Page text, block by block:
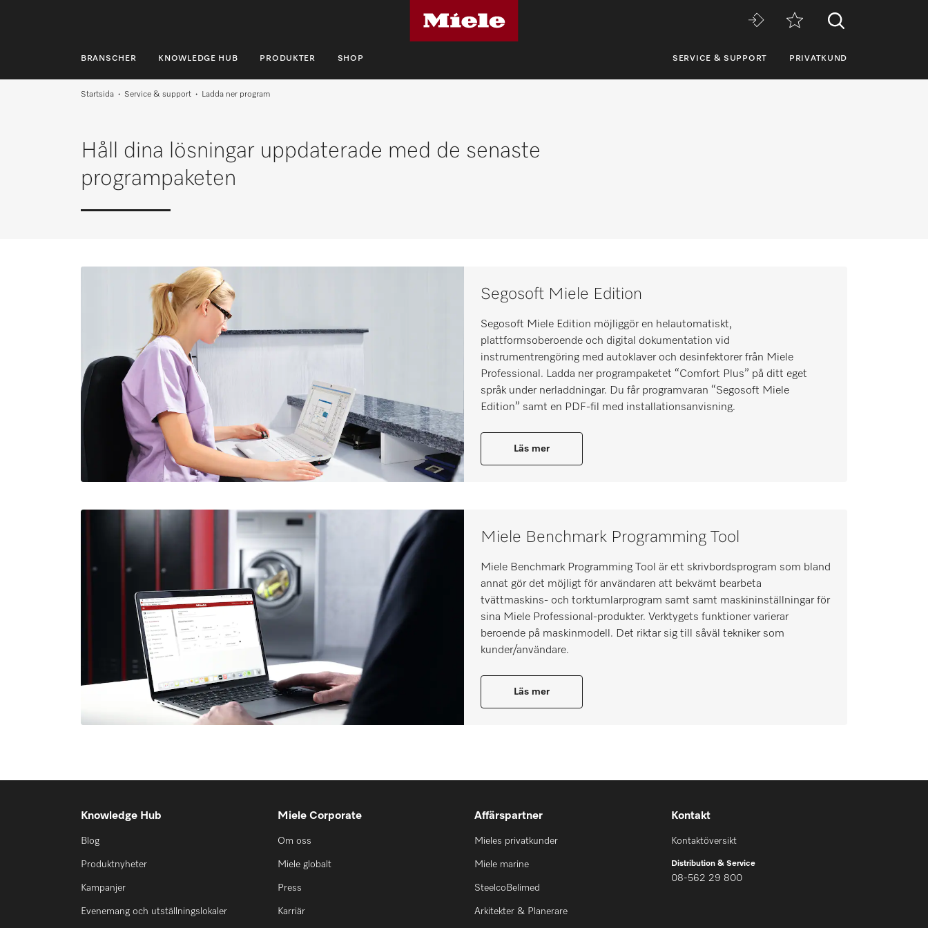
BRANSCHER KNOWLEDGE HUB PRODUKTER SHOP SERVICE & SUPPORT PRIVATKUND
BRANSCHER
PRODUKTER
SHOP
SERVICE & SUPPORT
Sökning
Minneslista
Miele MOVE
Startsida Service & support Ladda ner program
Håll dina lösningar uppdaterade med de senaste
programpaketen
Segosoft Miele Edition
Segosoft Miele Edition möjliggör en helautomatiskt,
plattformsoberoende och digital dokumentation vid
instrumentrengöring med autoklaver och desinfektorer från Miele
Professional. Ladda ner programpaketet “Comfort Plus” på ditt eget
språk under nerladdningar. Du får programvaran “Segosoft Miele
Edition” samt en PDF-fil med installationsanvisning.
Läs mer
Miele Benchmark Programming Tool
Miele Benchmark Programming Tool är ett skrivbordsprogram som bland
annat gör det möjligt för användaren att bekvämt bearbeta
tvättmaskins- och torktumlarprogram samt samt maskininställningar för
sina Miele Professional-produkter. Verktygets funktioner varierar
beroende på maskinmodell. Det riktar sig till såväl tekniker som
kunder/användare.
Läs mer
Knowledge Hub
Blog
Produktnyheter
Kampanjer
Evenemang och utställningslokaler
Miele Corporate
Om oss
Miele globalt
Press
Karriär
Affärspartner
Mieles privatkunder
Miele marine
SteelcoBelimed
Arkitekter & Planerare
Kontakt
Kontaktöversikt
Distribution & Service
08-562 29 800